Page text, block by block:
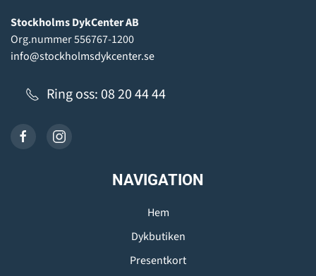
Stockholms DykCenter AB
Org.nummer 556767-1200
info@stockholmsdykcenter.se
Ring oss: 08 20 44 44
NAVIGATION
Hem
Dykbutiken
Presentkort